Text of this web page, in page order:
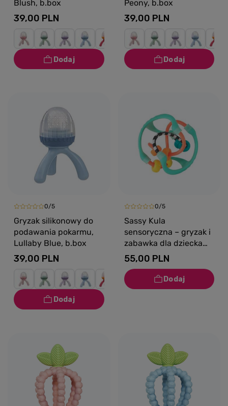
Blush, b.box
39,00 PLN
Peony, b.box
39,00 PLN
0/5
Gryzak silikonowy do
podawania pokarmu,
Lullaby Blue, b.box
39,00 PLN
0/5
Sassy Kula
sensoryczna – gryzak i
zabawka dla dziecka
3m+
55,00 PLN